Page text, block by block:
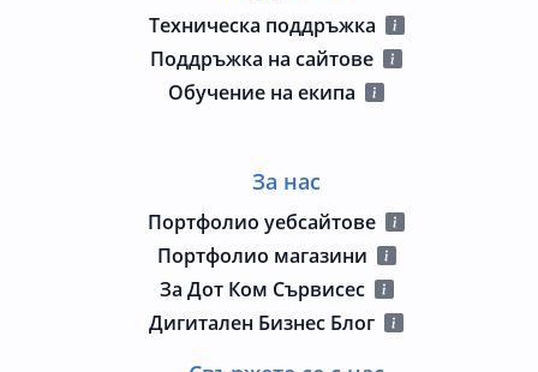
Техническа поддръжка
Поддръжка на сайтове
Обучение на екипа
За нас
Портфолио уебсайтове
Портфолио магазини
За Дот Ком Сървисес
Дигитален Бизнес Блог